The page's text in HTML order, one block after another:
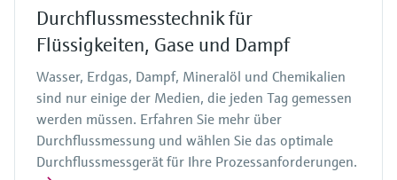
Durchflussmesstechnik für
Flüssigkeiten, Gase und Dampf
Wasser, Erdgas, Dampf, Mineralöl und Chemikalien
sind nur einige der Medien, die jeden Tag gemessen
werden müssen. Erfahren Sie mehr über
Durchflussmessung und wählen Sie das optimale
Durchflussmessgerät für Ihre Prozessanforderungen.